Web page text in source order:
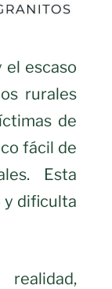
el escaso
rurales
de
fácil de
Esta
y dificulta